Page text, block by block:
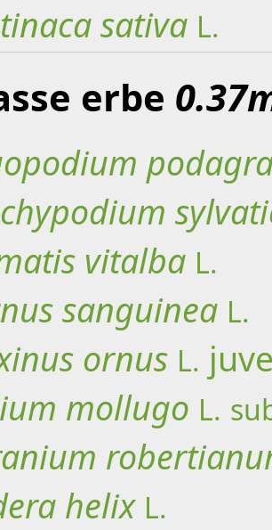
sativa L.
erbe
vitalba L.
sanguinea L.
ornus L.
mollugo L.
helix L.